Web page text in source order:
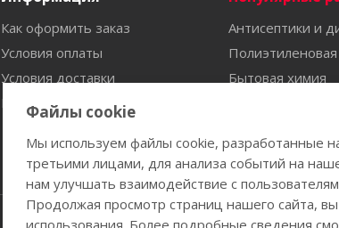
Как оформить заказ
Условия оплаты
Условия доставки
Гарантия на товар
Антисептики и
Полиэтиленовая
Бытовая химия
Бахилы
Файлы cookie
Мы используем файлы cookie, разработанные
третьими лицами, для анализа событий на
нам улучшать взаимодействие с
Продолжая просмотр страниц нашего сайта,
использования. Более подробные сведения